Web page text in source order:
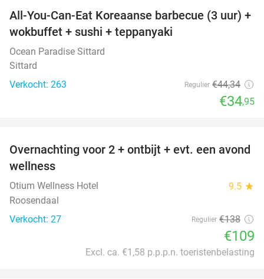
21%
All-You-Can-Eat Koreaanse barbecue (3 uur) +
wokbuffet + sushi + teppanyaki
Ocean Paradise Sittard
Sittard
Verkocht: 263
Regulier €44,34
€34,95
21%
Overnachting voor 2 + ontbijt + evt. een avond
wellness
Otium Wellness Hotel 9.5 star
Roosendaal
Verkocht: 27
Regulier €138
€109
Excl. ca. €1,58 p.p.p.n. toeristenbelasting